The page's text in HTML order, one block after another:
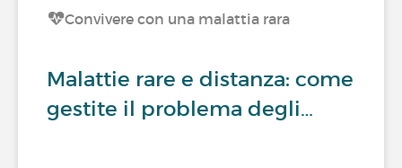
Convivere con una malattia rara
Malattie rare e distanza: come
gestite il problema degli…